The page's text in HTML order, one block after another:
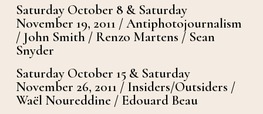
Saturday October 8 & Saturday
November 19, 2011 / Antiphotojournalism
/ John Smith / Renzo Martens / Sean
Snyder
Saturday October 15 & Saturday
November 26, 2011 / Insiders/Outsiders /
Waël Noureddine / Edouard Beau